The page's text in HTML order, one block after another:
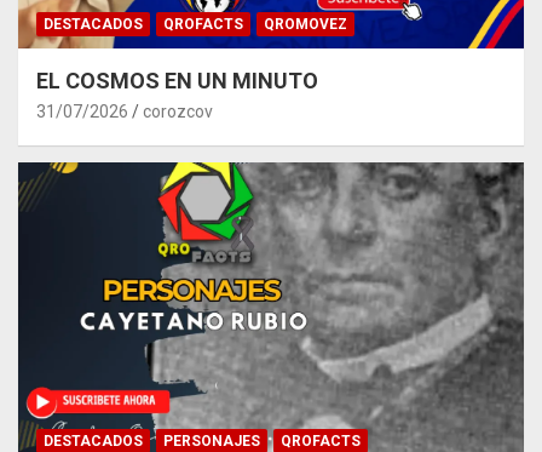
DESTACADOS QROFACTS QROMOVEZ
EL COSMOS EN UN MINUTO
31/07/2026 corozcov
DESTACADOS PERSONAJES QROFACTS